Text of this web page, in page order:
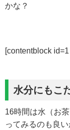
かな？
[contentblock
水分にもこ
16時間は水（お
ってみるのも良い